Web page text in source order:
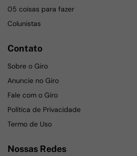
05 coisas para fazer
Colunistas
Contato
Sobre o Giro
Anuncie no Giro
Fale com o Giro
Política de Privacidade
Termo de Uso
Nossas Redes